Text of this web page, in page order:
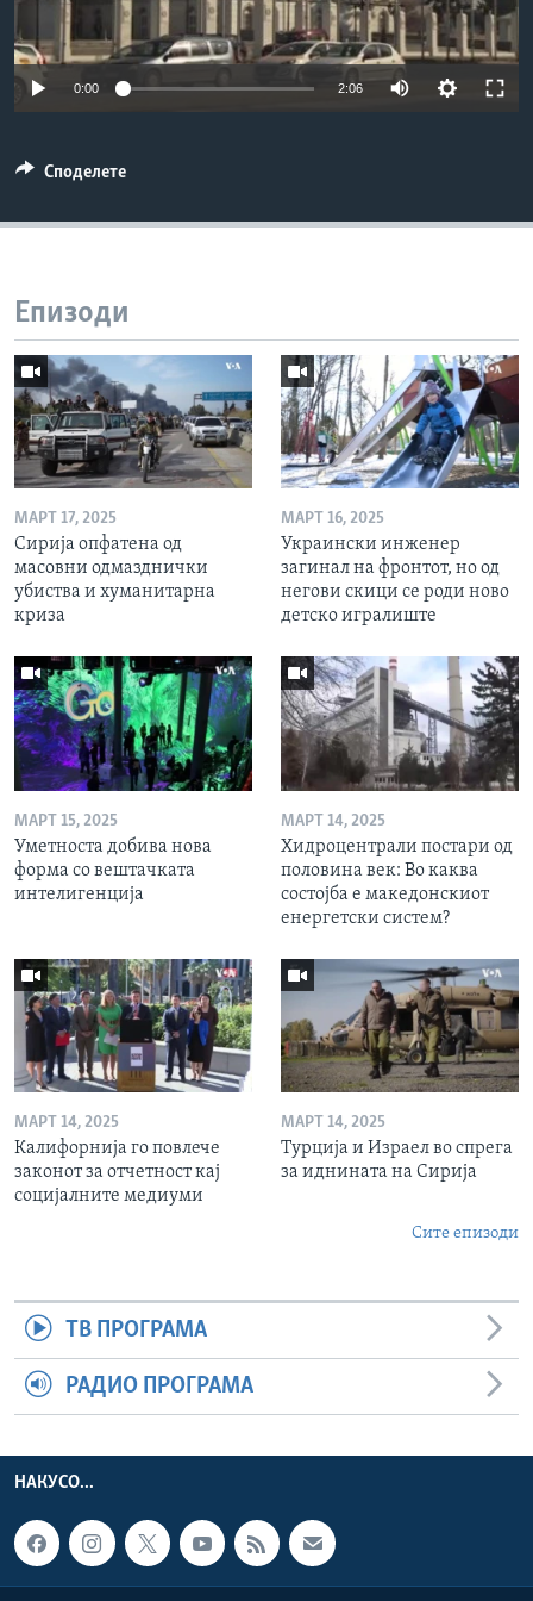
ИНТЕРВЈУА
Јазици
0:00 2:06
Споделете
Епизоди
МАРТ 17, 2025
Сирија опфатена од
масовни одмазднички
убиства и хуманитарна
криза
МАРТ 16, 2025
Украински инженер
загинал на фронтот, но од
негови скици се роди ново
детско игралиште
МАРТ 15, 2025
Уметноста добива нова
форма со вештачката
интелигенција
МАРТ 14, 2025
Хидроцентрали постари од
половина век: Во каква
состојба е македонскиот
енергетски систем?
МАРТ 14, 2025
Калифорнија го повлече
законот за отчетност кај
социјалните медиуми
МАРТ 14, 2025
Турција и Израел во спрега
за иднината на Сирија
Сите епизоди
ТВ ПРОГРАМА
РАДИО ПРОГРАМА
НАКУСО...